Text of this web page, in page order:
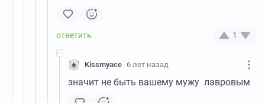
1
Kissmyace 6 лет назад
значит не быть вашему мужу лавровым